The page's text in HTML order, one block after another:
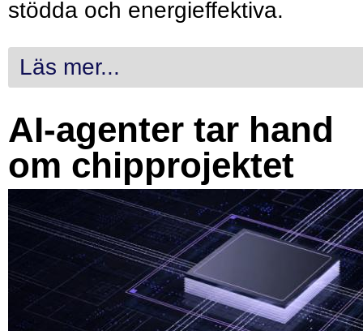
stödda och energieffektiva.
Läs mer...
AI-agenter tar hand
om chipprojektet